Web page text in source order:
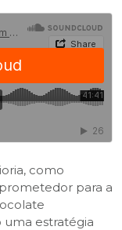
como
para a
uma estratégia